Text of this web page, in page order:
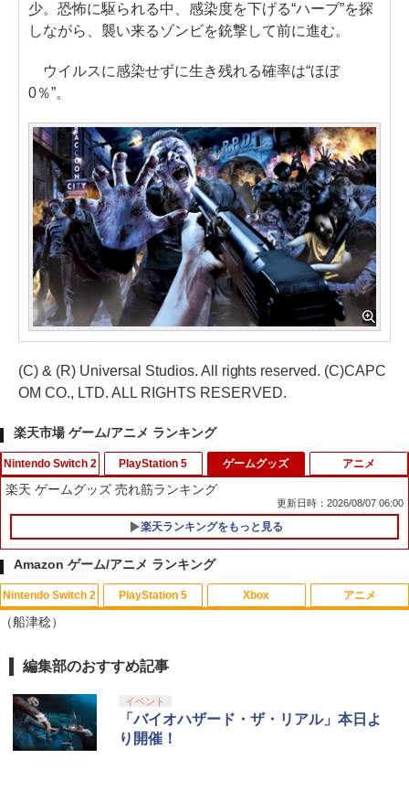
少。恐怖に駆られる中、感染度を下げる“ハーブ”を探
しながら、襲い来るゾンビを銃撃して前に進む。
ウイルスに感染せずに生き残れる確率は“ほぼ
0％”。
(C) & (R) Universal Studios. All rights reserved. (C)CAPC
OM CO., LTD. ALL RIGHTS RESERVED.
楽天市場 ゲーム/アニメ ランキング
Nintendo Switch 2
1
【特典】メタファー：リファンタジオ
(【先着購入封入特典】アーキタイプ経験
値アイテムセット、旅の仕送りセット)
￥3,510
2
スクウェア・エニックス ドラゴンクエス
2】 POTPAANVA [POTPAANVA]
￥4,920
PlayStation 5
1 グランツーリスモ7 PS5版
￥3,779
2
【特典】BLUE REFLECTION Quartet:
典】特別フォトフレーム「Quartet」)
￥6,348
ゲームグッズ
楽天 ゲームグッズ 売れ筋ランキング
更新日時：2026/08/07 06:00
楽天ランキングをもっと見る
アニメ
1
【中古】ナイトメアー・ビフォア・クリ
Amazon ゲーム/アニメ ランキング
Nintendo Switch 2
1
スプラトゥーン レイダース|オンライン
￥5,832
PlayStation 5
1
PlayStation 5 デジタル・エディション
ese only (CFI-2200B01)
￥55,000
Xbox
1
【純正品】Xbox ワイヤレス コントロー
￥8,300
アニメ
1
【Amazon.co.jp限定】劇場版モノノ怪
ナル三方背収納ケース付きコレクション)
(オリジナル特典:オリジナル巾着＋メー
カー特典:【坤と離】二振りの剣、十翼よ
り来たる！スタジオ描き下ろしイラスト
（船津稔）
編集部のおすすめ記事
イベント
「バイオハザード・ザ・リアル」本日よ
り開催！